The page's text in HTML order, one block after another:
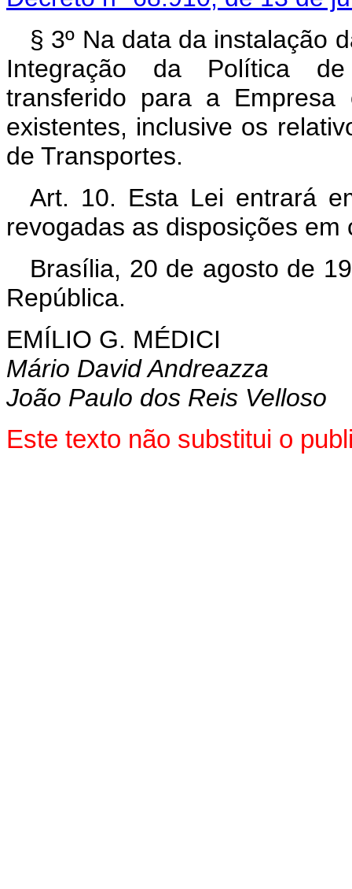
§ 3º Na data da instalação
Integração da Política de
transferido para a
existentes, inclusive os
de Transportes.
Art. 10. Esta Lei entrará
revogadas as disposições em
Brasília, 20 de agosto de
República.
EMÍLIO G. MÉDICI
Mário David Andreazza
João Paulo dos Reis Velloso
Este texto não substitui o